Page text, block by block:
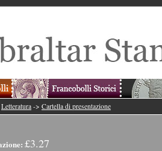
Letteratura -> Cartella di presentazione
£3.27